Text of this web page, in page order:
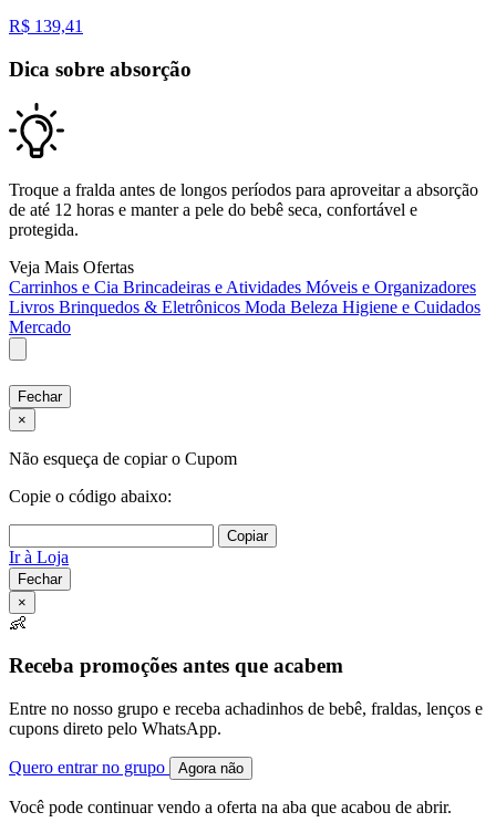
R$ 139,41
Dica sobre absorção
Troque a fralda antes de longos períodos para aproveitar a absorção
de até 12 horas e manter a pele do bebê seca, confortável e
protegida.
Veja Mais Ofertas
Carrinhos e Cia Brincadeiras e Atividades Móveis e Organizadores
Livros Brinquedos & Eletrônicos Moda Beleza Higiene e Cuidados
Mercado
Fechar
×
Não esqueça de copiar o Cupom
Copie o código abaixo:
Copiar
Ir à Loja
Fechar
×
👶
Receba promoções antes que acabem
Entre no nosso grupo e receba achadinhos de bebê, fraldas, lenços e
cupons direto pelo WhatsApp.
Quero entrar no grupo Agora não
Você pode continuar vendo a oferta na aba que acabou de abrir.